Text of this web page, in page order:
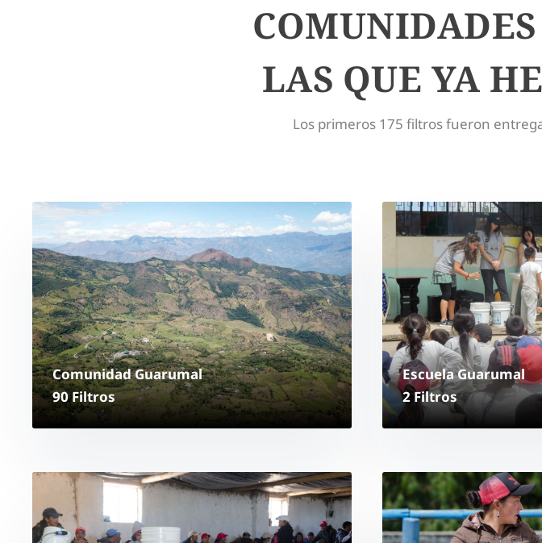
LAS QUE YA
Los primeros 175 filtros fueron
Comunidad Guarumal
90 Filtros
Escuela Guarumal
2 Filtros